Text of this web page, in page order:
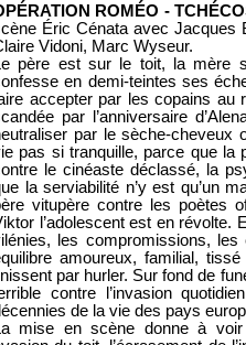
ROMÉO -
Éric Cénata avec Jacques
Vidoni, Marc Wyseur.
père est sur le toit, la mère
en demi-teintes ses
accepter par les copains au
par l’anniversaire
par le sèche-
pas si tranquille, parce que la
le cinéaste déclassé, la
la serviabilité n’y est qu’un
vitupère contre les poètes
l’adolescent est en révolte.
les compromissions, les
amoureux, familial,
par hurler. Sur fond de
contre l’invasion
de la vie des pays
mise en scène donne à voir